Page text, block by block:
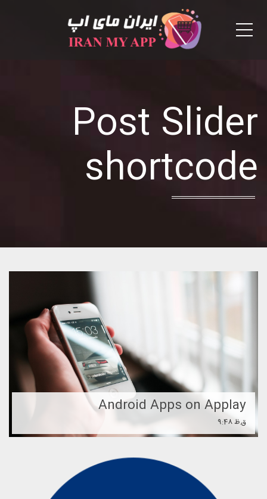
Menu
Post Slider
shortcode
Android Apps on Applay
9:48 ق.ظ